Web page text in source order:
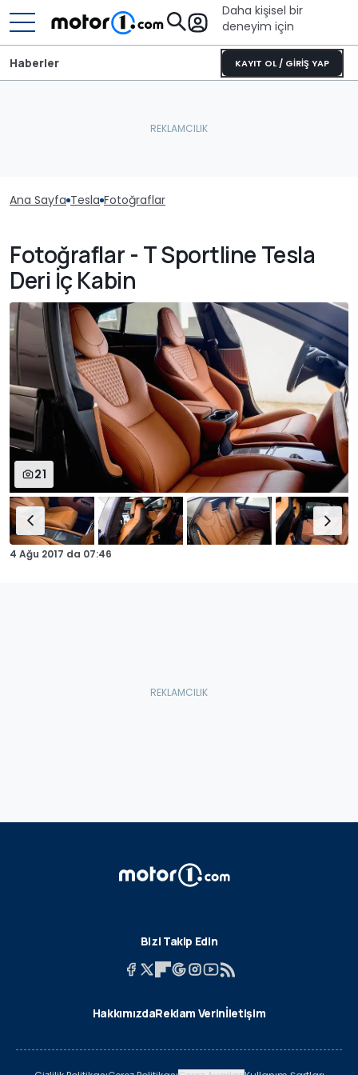
Daha kişisel bir
deneyim için
KAYIT OL / GİRİŞ YAP
Haberler
Ana Sayfa Tesla Fotoğraflar
Fotoğraflar - T Sportline Tesla
Deri İç Kabin
21
4 Ağu 2017 da 07:46
Bizi Takip Edin
HakkımızdaReklam Verinİletişim